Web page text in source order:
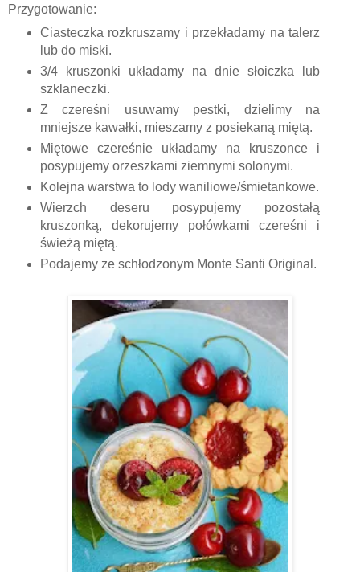
Przygotowanie:
Ciasteczka rozkruszamy i przekładamy na talerz
lub do miski.
3/4 kruszonki układamy na dnie słoiczka lub
szklaneczki.
Z czereśni usuwamy pestki, dzielimy na
mniejsze kawałki, mieszamy z posiekaną miętą.
Miętowe czereśnie układamy na kruszonce i
posypujemy orzeszkami ziemnymi solonymi.
Kolejna warstwa to lody waniliowe/śmietankowe.
Wierzch deseru posypujemy pozostałą
kruszonką, dekorujemy połówkami czereśni i
świeżą miętą.
Podajemy ze schłodzonym Monte Santi Original.